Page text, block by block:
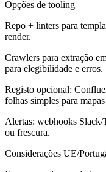
Opções de tooling
Repo + linters para
render.
Crawlers para extração
para elegibilidade e erros.
Registo opcional:
folhas simples para
Alertas: webhooks Slack/
ou frescura.
Considerações UE/